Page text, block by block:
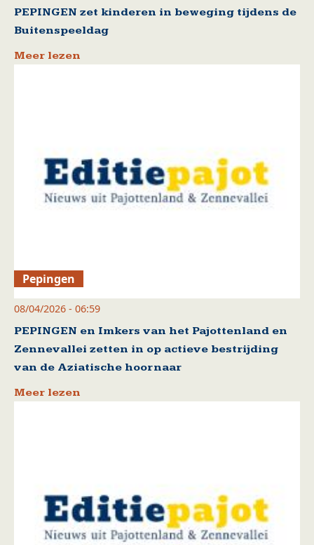
PEPINGEN zet kinderen in beweging tijdens de
Buitenspeeldag
Meer lezen
Pepingen
08/04/2026 - 06:59
PEPINGEN en Imkers van het Pajottenland en
Zennevallei zetten in op actieve bestrijding
van de Aziatische hoornaar
Meer lezen